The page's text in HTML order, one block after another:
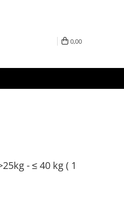
0,00
- ≤ 40 kg ( 1